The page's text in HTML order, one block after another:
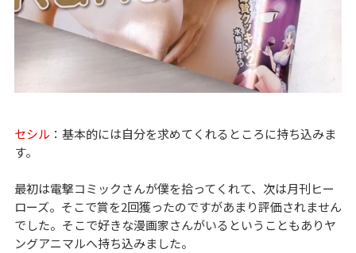
セシル ：基本的には自分を求めてくれるところに持ち込みま
す。
最初は電撃コミックさんが僕を拾ってくれて、次は月刊ヒー
ローズ。そこで賞を2回獲ったのですがあまり評価されません
でした。そこで好きな漫画家さんがいるということもありヤ
ングアニマルへ持ち込みました。